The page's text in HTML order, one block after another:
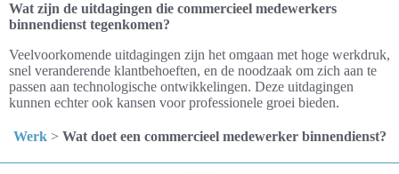
Wat zijn de uitdagingen die commercieel medewerkers
binnendienst tegenkomen?
Veelvoorkomende uitdagingen zijn het omgaan met hoge werkdruk,
snel veranderende klantbehoeften, en de noodzaak om zich aan te
passen aan technologische ontwikkelingen. Deze uitdagingen
kunnen echter ook kansen voor professionele groei bieden.
Werk> Wat doet een commercieel medewerker binnendienst?